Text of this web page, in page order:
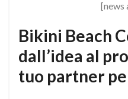
[news
Bikini Beach
dall’idea al
tuo partner